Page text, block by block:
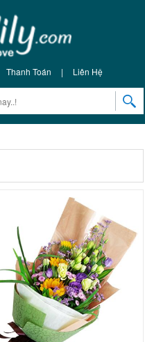
Thanh Toán | Liên Hệ